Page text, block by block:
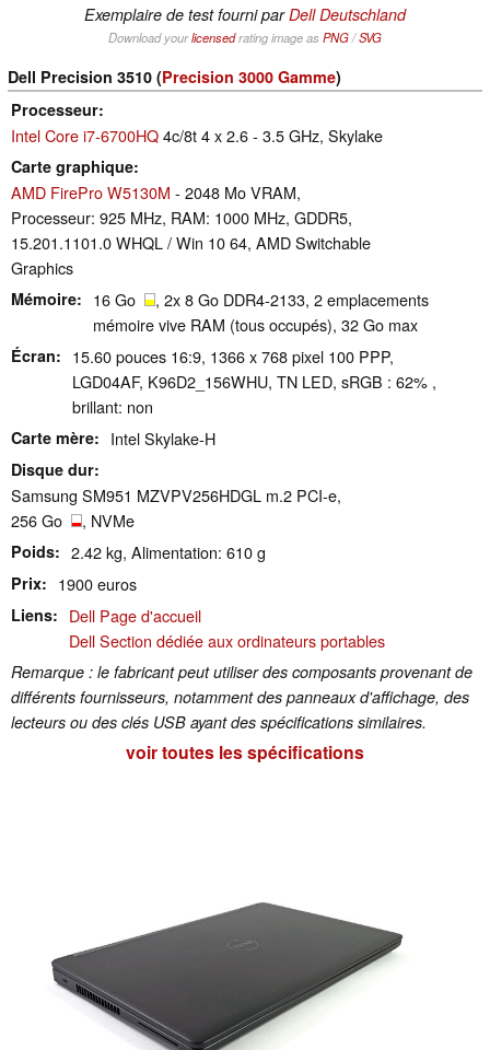
Exemplaire de test fourni parDell Deutschland
Download yourlicensedrating image as PNG/SVG
Dell Precision 3510 (Precision 3000 Gamme)
Processeur
Intel Core i7-6700HQ4c/8t 4 x 2.6 - 3.5 GHz, Skylake
Carte graphique
AMD FirePro W5130M - 2048 Mo VRAM,
Processeur: 925 MHz, RAM: 1000 MHz, GDDR5,
15.201.1101.0 WHQL / Win 10 64, AMD Switchable
Graphics
Mémoire 16 Go
, 2x 8 Go DDR4-2133, 2 emplacements
mémoire vive RAM (tous occupés), 32 Go max
Écran
15.60 pouces 16:9, 1366 x 768 pixel 100 PPP,
LGD04AF, K96D2_156WHU, TN LED, sRGB : 62% ,
brillant: non
Carte mère Intel Skylake-H
Disque dur
Samsung SM951 MZVPV256HDGL m.2 PCI-e,
256 Go
, NVMe
Poids 2.42 kg, Alimentation: 610 g
Prix 1900 euros
Liens
Dell Page d'accueil
Dell Section dédiée aux ordinateurs portables
Remarque : le fabricant peut utiliser des composants provenant de
différents fournisseurs, notamment des panneaux d'affichage, des
lecteurs ou des clés USB ayant des spécifications similaires.
voir toutes les spécifications